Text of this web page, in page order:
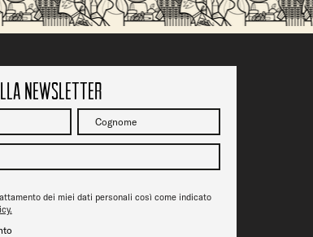
Jazz fa tappa da Ofelia Beerstrot: due
tra musica, birra e città
newsletter
dei miei dati personali così come indicato